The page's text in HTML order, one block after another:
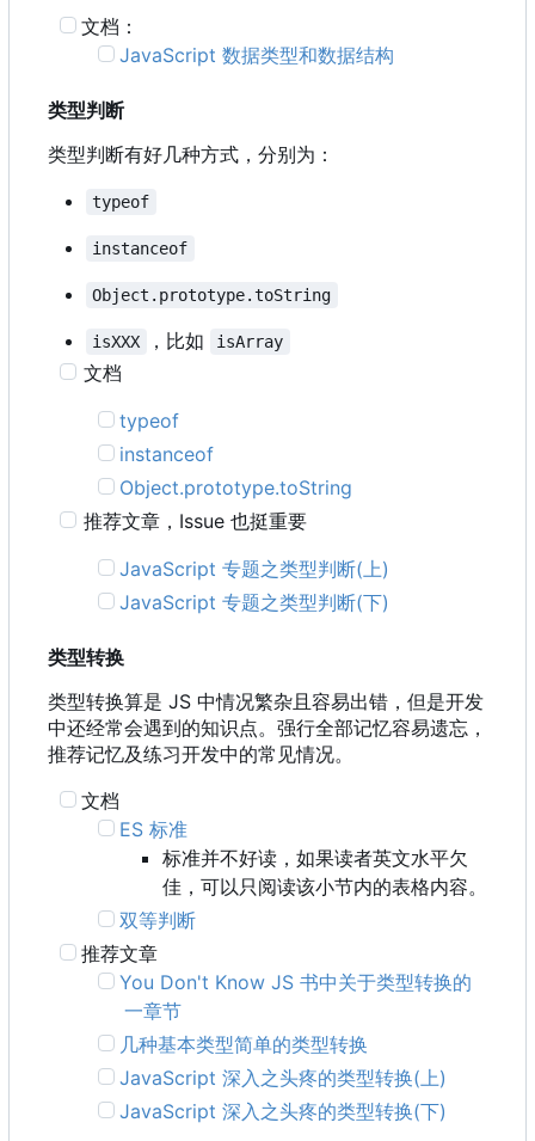
文档：
JavaScript 数据类型和数据结构
类型判断
类型判断有好几种方式，分别为：
typeof
instanceof
Object.prototype.toString
isXXX ，比如 isArray
文档
typeof
instanceof
Object.prototype.toString
推荐文章 ， Issue 也挺重要
JavaScript 专题之类型判断(上)
JavaScript 专题之类型判断(下)
类型转换
类型转换算是 JS 中情况繁杂且容易出错，但是开发
中还经常会遇到的知识点。强行全部记忆容易遗忘，
推荐记忆及练习开发中的常见情况。
文档
ES 标准
标准并不好读，如果读者英文水平欠
佳，可以只阅读该小节内的表格内容。
双等判断
推荐文章
You Don't Know JS 书中关于类型转换的
一章节
几种基本类型简单的类型转换
JavaScript 深入之头疼的类型转换(上)
JavaScript 深入之头疼的类型转换(下)